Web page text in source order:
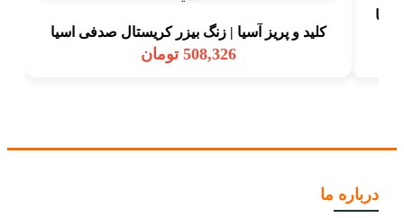
کلید و پریز آسیا | زنگ بیزر کریستال صدفی اسیا
508,326 تومان
درباره ما